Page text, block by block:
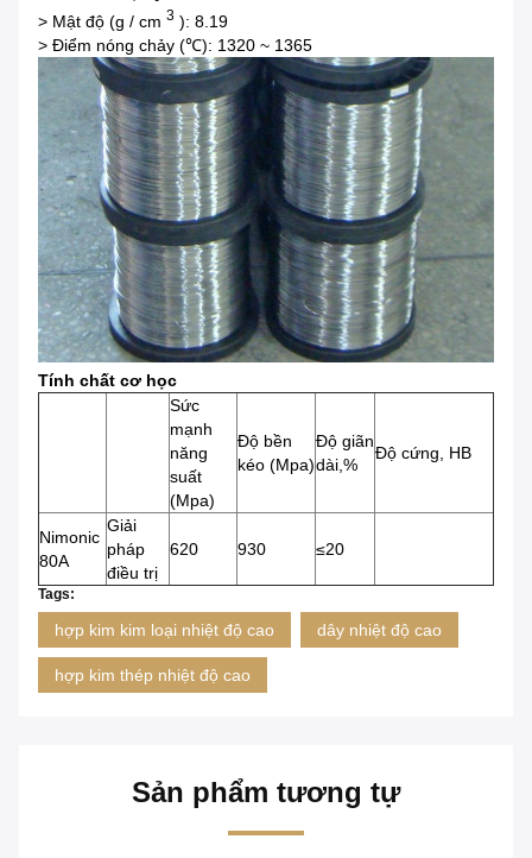
> Mật độ (g / cm 3 ): 8.19
> Điểm nóng chảy (℃): 1320 ~ 1365
Tính chất cơ học
Sức
mạnh
năng
suất
(Mpa)
Độ bền
kéo (Mpa)
Độ giãn
dài,%
Độ cứng, HB
Nimonic
80A
Giải
pháp
điều trị
620 930 ≤20
Tags:
hợp kim kim loại nhiệt độ cao dây nhiệt độ cao
hợp kim thép nhiệt độ cao
Sản phẩm tương tự